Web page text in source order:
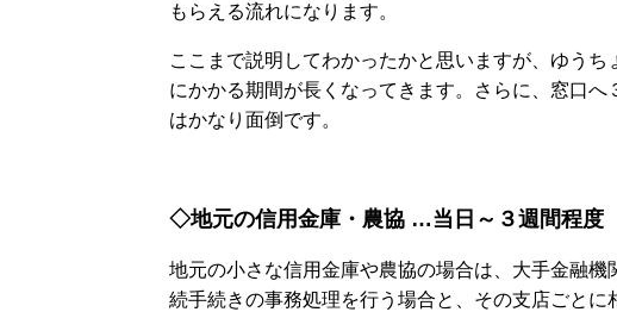
もらえる流れになります。
ここまで説明してわかったかと思いますが、ゆう
にかかる期間が長くなってきます。さらに、窓口
はかなり面倒です。
◇地元の信用金庫・農協 …当日～３週間程度
地元の小さな信用金庫や農協の場合は、大手金融
続手続きの事務処理を行う場合と、その支店ごと